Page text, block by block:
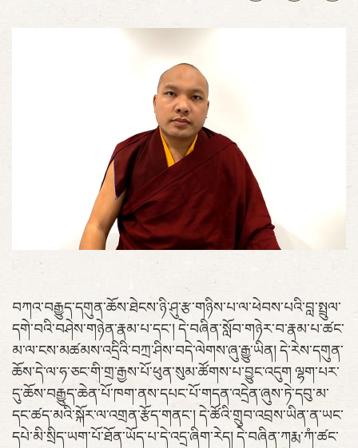
བཀའ་བརྒྱུད་དགུན་ཆོས་ཐེངས་ཉི་ཤུ་རྩ་གཉིས་པ་ལ་ཕེབས་པའི་བླ་སྤྲུལ་
དགེ་བའི་བཤེས་གཉེན་རྣམ་པ་དང་། དེ་བཞིན་སློབ་གཉེར་བ་རྣམ་པ་ཚང་
མ་ལ་ངས་མཚམས་འདྲིའི་བཀྲ་ཤིས་བདེ་ལེགས་ཞུ་རྒྱུ་ཡིན། དེ་རེས་དགུན་
ཆོས་དེ་ལ་ཧ་ཅང་གི་གྲ་རྒྱས་པོ་ཕུན་སུམ་ཚོགས་པ་བྱུང་འདུག ལྷག་པར་
དུ་ཆོས་བརྒྱུད་ཆེན་པོ་ཁག་ནས་དཔང་པོ་གདན་འདྲེན་ཞུས་ཏེ་དབུ་མ་
དང་ཚད་མའི་སྐོར་ལ་འགྲན་རྩོད་གནང་། དེ་ཚོའི་གྲུབ་འབྲས་ཡིན་ན་ཡང་
དཔེ་མི་སྲིད་ཡག་པོ་ཐོན་ཡོད་པ་དེ་འདྲ་ཞིག་རེད། དེ་བཞིན་ཀརྨ་ཀཾ་ཚང་